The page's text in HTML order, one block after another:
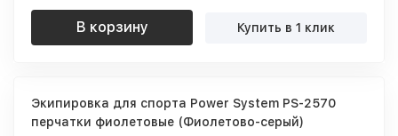
В корзину Купить в 1 клик
Экипировка для спорта Power System PS-2570
перчатки фиолетовые (Фиолетово-серый)